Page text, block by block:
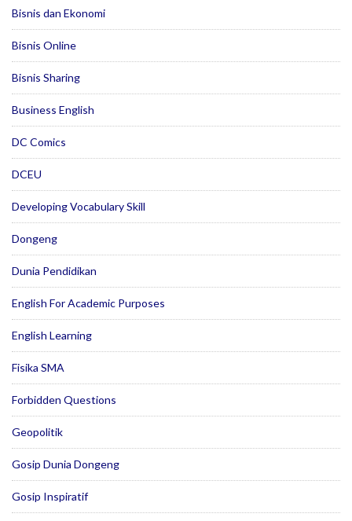
Bisnis dan Ekonomi
Bisnis Online
Bisnis Sharing
Business English
DC Comics
DCEU
Developing Vocabulary Skill
Dongeng
Dunia Pendidikan
English For Academic Purposes
English Learning
Fisika SMA
Forbidden Questions
Geopolitik
Gosip Dunia Dongeng
Gosip Inspiratif